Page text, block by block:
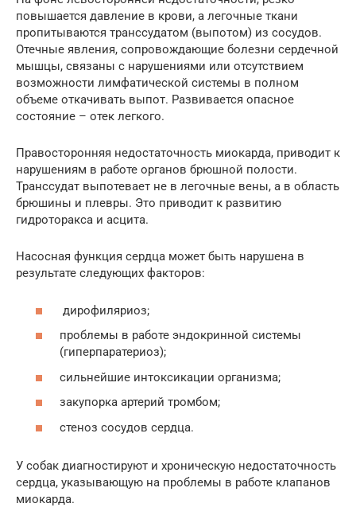
повышается давление в крови, а легочные ткани
пропитываются транссудатом (выпотом) из сосудов.
Отечные явления, сопровождающие болезни сердечной
мышцы, связаны с нарушениями или отсутствием
возможности лимфатической системы в полном
объеме откачивать выпот. Развивается опасное
состояние – отек легкого.
Правосторонняя недостаточность миокарда, приводит к
нарушениям в работе органов брюшной полости.
Транссудат выпотевает не в легочные вены, а в область
брюшины и плевры. Это приводит к развитию
гидроторакса и асцита.
Насосная функция сердца может быть нарушена в
результате следующих факторов:
дирофиляриоз;
проблемы в работе эндокринной системы
(гиперпаратериоз);
сильнейшие интоксикации организма;
закупорка артерий тромбом;
стеноз сосудов сердца.
У собак диагностируют и хроническую недостаточность
сердца, указывающую на проблемы в работе клапанов
миокарда.